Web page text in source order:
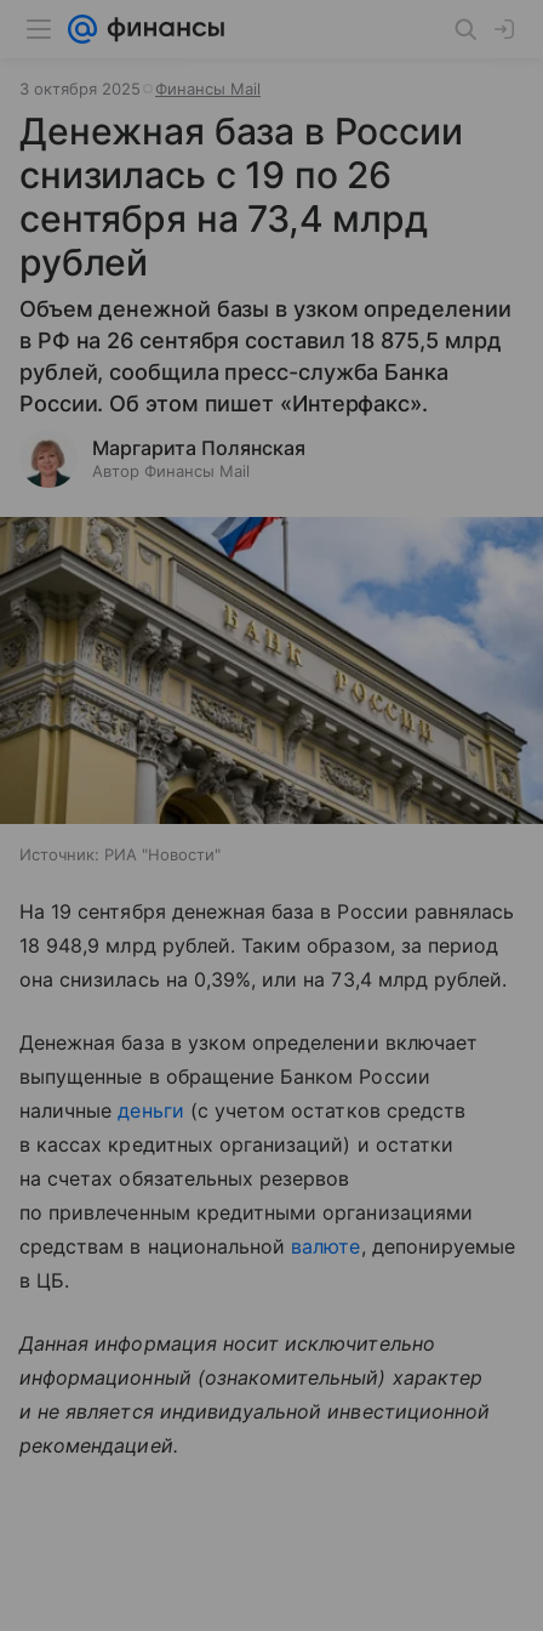
3 октября 2025 Финансы Mail
Денежная база в России
снизилась с 19 по 26
сентября на 73,4 млрд
рублей
Объем денежной базы в узком определении
в РФ на 26 сентября составил 18 875,5 млрд
рублей, сообщила пресс-служба Банка
России. Об этом пишет «Интерфакс».
Маргарита Полянская
Автор Финансы Mail
Источник: РИА "Новости"
На 19 сентября денежная база в России равнялась
18 948,9 млрд рублей. Таким образом, за период
она снизилась на 0,39%, или на 73,4 млрд рублей.
Денежная база в узком определении включает
выпущенные в обращение Банком России
наличныеденьги (с учетом остатков средств
в кассах кредитных организаций) и остатки
на счетах обязательных резервов
по привлеченным кредитными организациями
средствам в национальной валюте, депонируемые
в ЦБ.
Данная информация носит исключительно
информационный (ознакомительный) характер
и не является индивидуальной инвестиционной
рекомендацией.